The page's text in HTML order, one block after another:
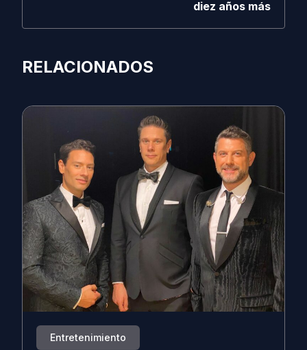
diez años más
RELACIONADOS
Entretenimiento